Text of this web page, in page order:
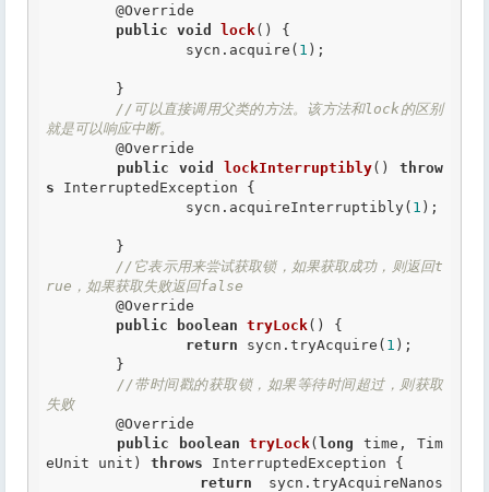
@Override
public void lock() {
		sycn.acquire(
1 );
//可以直接调用父类的方法。该方法和lock的区别
就是可以响应中断。
@Override
public
void lockInterruptibly() throw
s InterruptedException {
		sycn.acquireInterruptibly(
1 );
//它表示用来尝试获取锁，如果获取成功，则返回t
rue，如果获取失败返回false
@Override
public
boolean tryLock() {
return sycn.tryAcquire( 1 );
//带时间戳的获取锁，如果等待时间超过，则获取
失败
@Override
public
boolean tryLock( long time, Tim
eUnit unit) throws InterruptedException {
return sycn.tryAcquireNanos